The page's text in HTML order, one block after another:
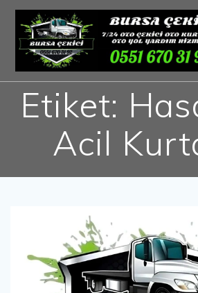
Skip
to
content
Etiket:
Acil